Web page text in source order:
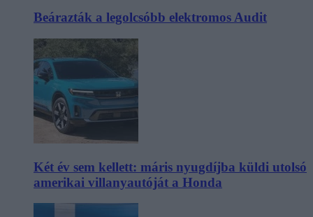
Beárazták a legolcsóbb elektromos Audit
Két év sem kellett: máris nyugdíjba küldi utolsó
amerikai villanyautóját a Honda